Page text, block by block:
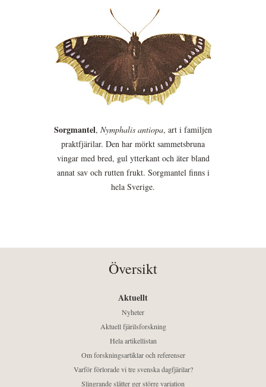
Sorgmantel, Nymphalis antiopa, art i familjen
praktfjärilar. Den har mörkt sammetsbruna
vingar med bred, gul ytterkant och äter bland
annat sav och rutten frukt. Sorgmantel finns i
hela Sverige.
Översikt
Aktuellt
Nyheter
Aktuell fjärilsforskning
Hela artikellistan
Om forskningsartiklar och referenser
Varför förlorade vi tre svenska dagfjärilar?
Slingrande slåtter ger större variation